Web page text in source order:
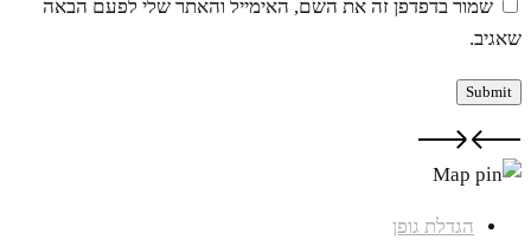
שמור בדפדפן זה את השם, האימייל והאתר שלי לפעם הבאה
שאגיב.
הגדלת גופן